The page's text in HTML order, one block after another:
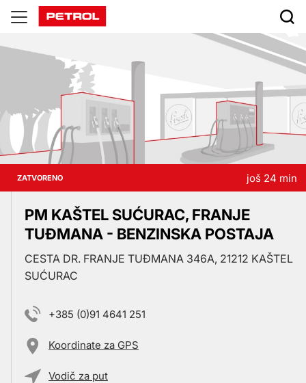
Prodajna
mjesta
ZATVORENO još 24 min
PM KAŠTEL SUĆURAC, FRANJE
TUĐMANA - BENZINSKA POSTAJA
CESTA DR. FRANJE TUĐMANA 346A, 21212 KAŠTEL
SUĆURAC
+385 (0)91 4641 251
Koordinate za GPS
Vodič za put